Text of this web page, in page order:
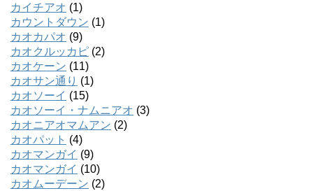
カイチアオ (1)
カウントダウン (1)
カオカパオ (9)
カオクルッカピ (2)
カオケーン (11)
カオサン通り (1)
カオソーイ (15)
カオソーイ・ナムニアオ (3)
カオニアオマムアン (2)
カオパット (4)
カオマンガイ (9)
カオマンガイ (10)
カオムーデーン (2)